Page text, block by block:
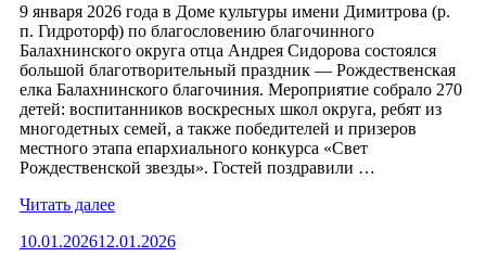
9 января 2026 года в Доме культуры имени Димитрова (р.
п. Гидроторф) по благословению благочинного
Балахнинского округа отца Андрея Сидорова состоялся
большой благотворительный праздник — Рождественская
елка Балахнинского благочиния. Мероприятие собрало 270
детей: воспитанников воскресных школ округа, ребят из
многодетных семей, а также победителей и призеров
местного этапа епархиального конкурса «Свет
Рождественской звезды». Гостей поздравили …
Читать далее«В
Гидроторф
Опубликовано
10.01.202612.01.2026